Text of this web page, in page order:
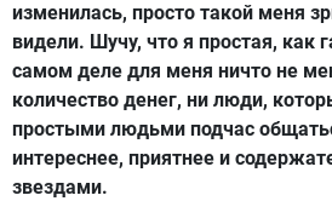
изменилась, просто такой меня
видели. Шучу, что я простая, как
самом деле для меня ничто не
количество денег, ни люди,
простыми людьми подчас
интереснее, приятнее и
звездами.